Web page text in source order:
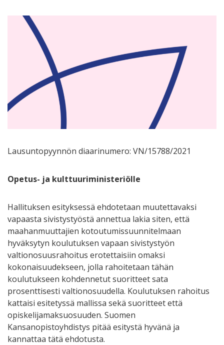
Lausuntopyynnön diaarinumero: VN/15788/2021
Opetus- ja kulttuuriministeriölle
Hallituksen esityksessä ehdotetaan muutettavaksi
vapaasta sivistystyöstä annettua lakia siten, että
maahanmuuttajien kotoutumissuunnitelmaan
hyväksytyn koulutuksen vapaan sivistystyön
valtionosuusrahoitus erotettaisiin omaksi
kokonaisuudekseen, jolla rahoitetaan tähän
koulutukseen kohdennetut suoritteet sata
prosenttisesti valtionosuudella. Koulutuksen rahoitus
kattaisi esitetyssä mallissa sekä suoritteet että
opiskelijamaksuosuuden. Suomen
Kansanopistoyhdistys pitää esitystä hyvänä ja
kannattaa tätä ehdotusta.